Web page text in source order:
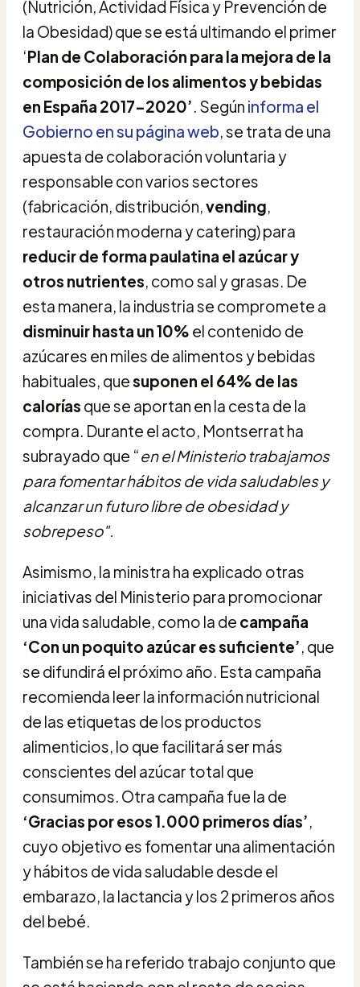
(Nutrición, Actividad Física y Prevención de
la Obesidad) que se está ultimando el primer
‘Plan de Colaboración para la mejora de la
composición de los alimentos y bebidas
en España 2017-2020’. Según informa el
Gobierno en su página web, se trata de una
apuesta de colaboración voluntaria y
responsable con varios sectores
(fabricación, distribución,vending,
restauración moderna y catering) para
reducir de forma paulatina el azúcar y
otros nutrientes, como sal y grasas. De
esta manera, la industria se compromete a
disminuir hasta un 10% el contenido de
azúcares en miles de alimentos y bebidas
habituales, quesuponen el 64% de las
calorías que se aportan en la cesta de la
compra. Durante el acto, Montserrat ha
subrayado que “en el Ministerio trabajamos
para fomentar hábitos de vida saludables y
alcanzar un futuro libre de obesidad y
sobrepeso".
Asimismo, la ministra ha explicado otras
iniciativas del Ministerio para promocionar
una vida saludable, como la de campaña
‘Con un poquito azúcar es suficiente’, que
se difundirá el próximo año. Esta campaña
recomienda leer la información nutricional
de las etiquetas de los productos
alimenticios, lo que facilitará ser más
conscientes del azúcar total que
consumimos. Otra campaña fue la de
‘Gracias por esos 1.000 primeros días’,
cuyo objetivo es fomentar una alimentación
y hábitos de vida saludable desde el
embarazo, la lactancia y los 2 primeros años
del bebé.
También se ha referido trabajo conjunto que